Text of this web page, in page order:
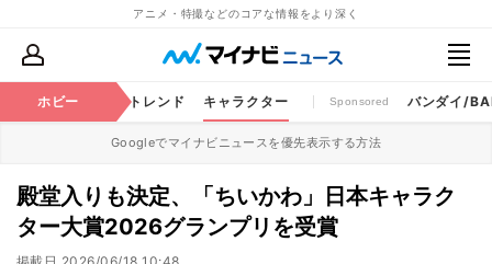
アニメ・特撮などのコアな情報をより深く
ホビー
特撮 トレンド キャラクター Sponsored バンダイ/
Googleでマイナビニュースを優先表示する方法
殿堂入りも決定、「ちいかわ」日本キャラク
ター大賞2026グランプリを受賞